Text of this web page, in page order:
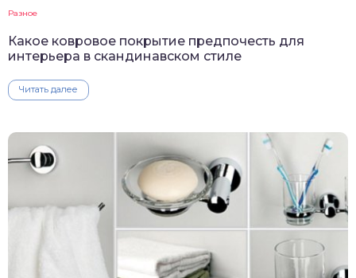
Разное
Какое ковровое покрытие предпочесть для
интерьера в скандинавском стиле
Читать далее